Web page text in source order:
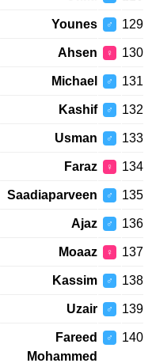
129
♂
Younes
130
♀
Ahsen
131
♂
Michael
132
♂
Kashif
133
♂
Usman
134
♀
Faraz
135
♂
Saadiaparveen
136
♂
Ajaz
137
♀
Moaaz
138
♂
Kassim
139
♂
Uzair
140
♂
Fareed
Mohammed